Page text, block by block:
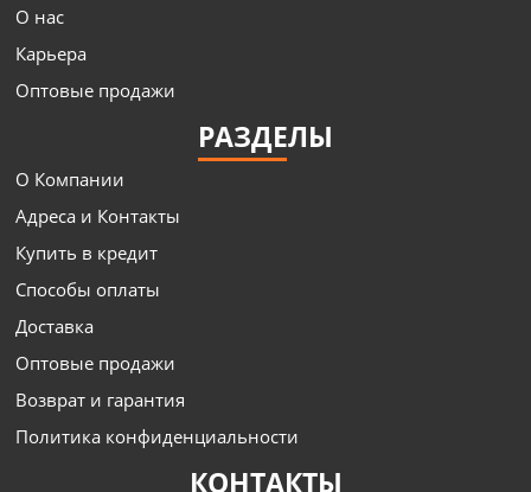
О нас
Карьера
Оптовые продажи
РАЗДЕЛЫ
О Компании
Адреса и Контакты
Купить в кредит
Способы оплаты
Доставка
Оптовые продажи
Возврат и гарантия
Политика конфиденциальности
КОНТАКТЫ